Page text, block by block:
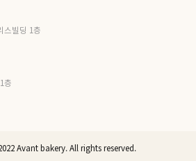
스빌딩 1층
층
Avant bakery. All rights reserved.